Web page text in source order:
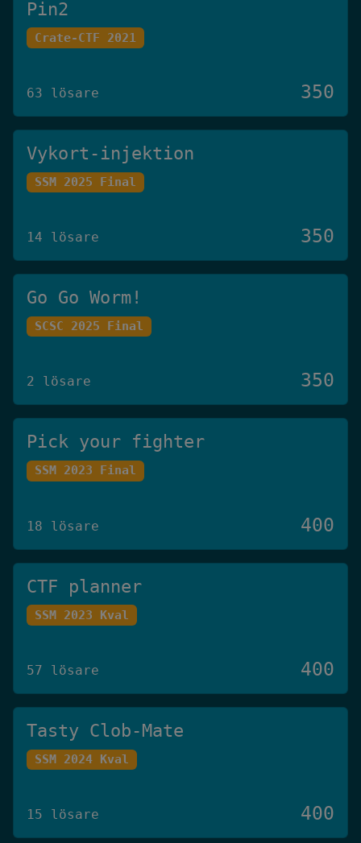
Pin2
Crate-CTF 2021
63 lösare 350
Vykort-injektion
SSM 2025 Final
14 lösare 350
Go Go Worm!
SCSC 2025 Final
2 lösare 350
Pick your fighter
SSM 2023 Final
18 lösare 400
CTF planner
SSM 2023 Kval
57 lösare 400
Tasty Clob-Mate
SSM 2024 Kval
15 lösare 400